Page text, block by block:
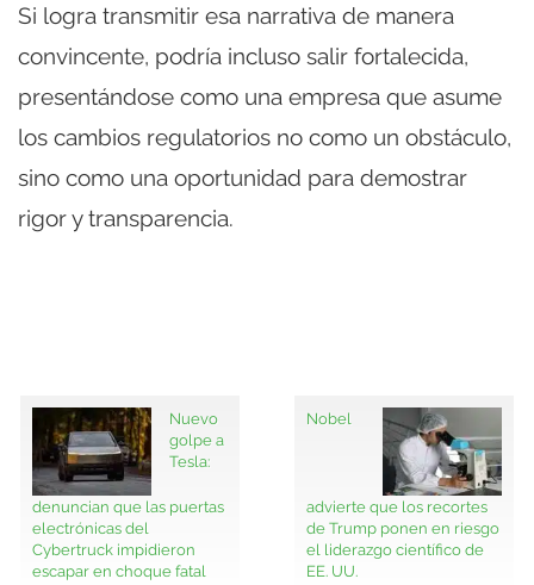
Si logra transmitir esa narrativa de manera
convincente, podría incluso salir fortalecida,
presentándose como una empresa que asume
los cambios regulatorios no como un obstáculo,
sino como una oportunidad para demostrar
rigor y transparencia.
Nuevo
golpe a
Tesla:
denuncian que las puertas
electrónicas del
Cybertruck impidieron
escapar en choque fatal
Nobel
advierte que los recortes
de Trump ponen en riesgo
el liderazgo científico de
EE. UU.